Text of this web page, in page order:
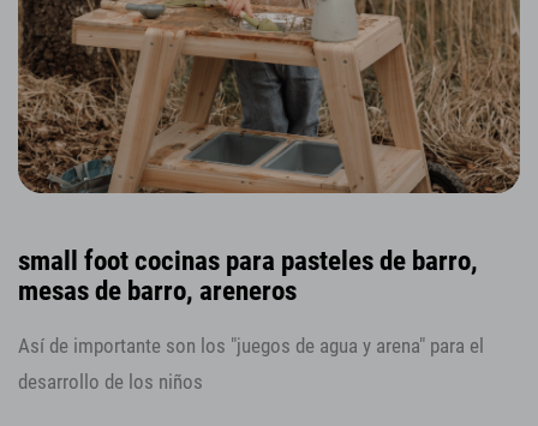
small foot cocinas para pasteles de barro,
mesas de barro, areneros
Así de importante son los "juegos de agua y arena" para el
desarrollo de los niños